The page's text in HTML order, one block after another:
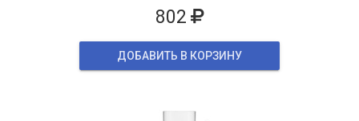
802
ДОБАВИТЬ В КОРЗИНУ